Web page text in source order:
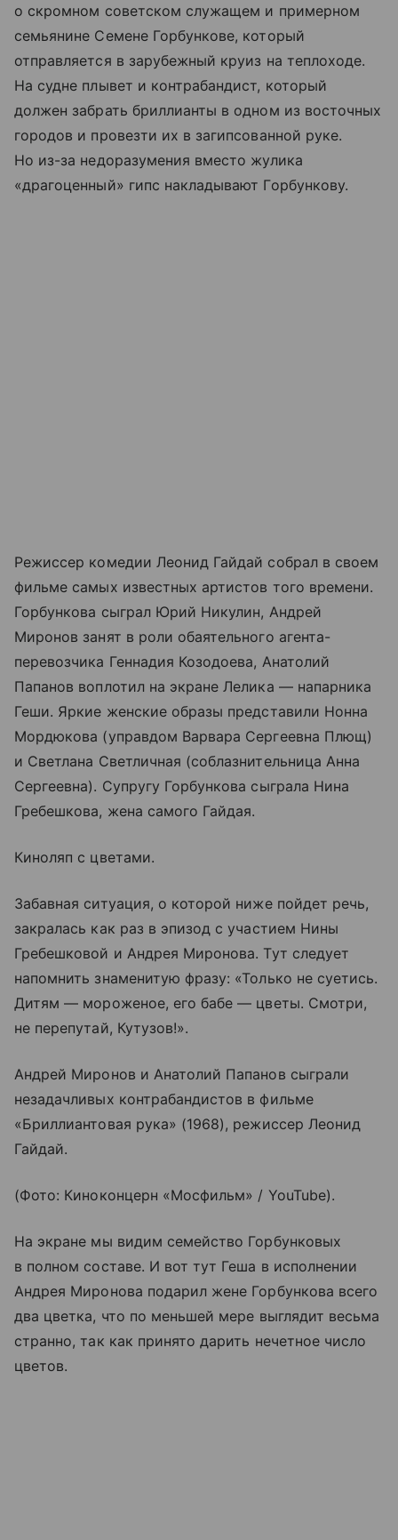
о скромном советском служащем и примерном
семьянине Семене Горбункове, который
отправляется в зарубежный круиз на теплоходе.
На судне плывет и контрабандист, который
должен забрать бриллианты в одном из восточных
городов и провезти их в загипсованной руке.
Но из-за недоразумения вместо жулика
«драгоценный» гипс накладывают Горбункову.
Режиссер комедии Леонид Гайдай собрал в своем
фильме самых известных артистов того времени.
Горбункова сыграл Юрий Никулин, Андрей
Миронов занят в роли обаятельного агента-
перевозчика Геннадия Козодоева, Анатолий
Папанов воплотил на экране Лелика — напарника
Геши. Яркие женские образы представили Нонна
Мордюкова (управдом Варвара Сергеевна Плющ)
и Светлана Светличная (соблазнительница Анна
Сергеевна). Супругу Горбункова сыграла Нина
Гребешкова, жена самого Гайдая.
Киноляп с цветами.
Забавная ситуация, о которой ниже пойдет речь,
закралась как раз в эпизод с участием Нины
Гребешковой и Андрея Миронова. Тут следует
напомнить знаменитую фразу: «Только не суетись.
Дитям — мороженое, его бабе — цветы. Смотри,
не перепутай, Кутузов!».
Андрей Миронов и Анатолий Папанов сыграли
незадачливых контрабандистов в фильме
«Бриллиантовая рука» (1968), режиссер Леонид
Гайдай.
(Фото: Киноконцерн «Мосфильм» / YouTube).
На экране мы видим семейство Горбунковых
в полном составе. И вот тут Геша в исполнении
Андрея Миронова подарил жене Горбункова всего
два цветка, что по меньшей мере выглядит весьма
странно, так как принято дарить нечетное число
цветов.